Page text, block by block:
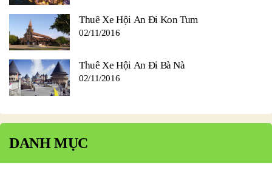
Thuê Xe Hội An Đi Kon Tum
02/11/2016
Thuê Xe Hội An Đi Bà Nà
02/11/2016
DANH MỤC